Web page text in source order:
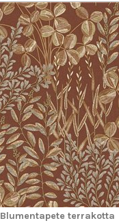
Blumentapete terrakotta